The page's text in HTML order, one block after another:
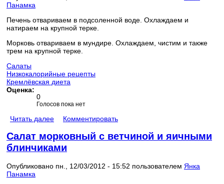
Панамка
Печень отвариваем в подсоленной воде. Охлаждаем и
натираем на крупной терке.
Морковь отвариваем в мундире. Охлаждаем, чистим и также
трем на крупной терке.
Салаты
Низкокалорийные рецепты
Кремлёвская диета
Оценка:
0
Голосов пока нет
Читать далее Комментировать
Салат морковный с ветчиной и яичными
блинчиками
Опубликовано пн., 12/03/2012 - 15:52 пользователем Янка
Панамка